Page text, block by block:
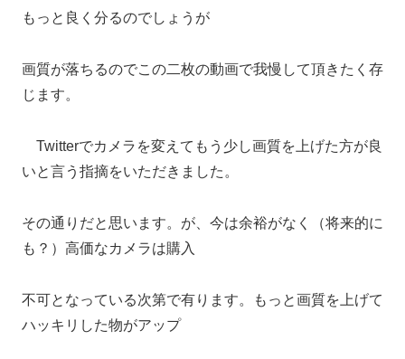
もっと良く分るのでしょうが
画質が落ちるのでこの二枚の動画で我慢して頂きたく存
じます。
Twitterでカメラを変えてもう少し画質を上げた方が良
いと言う指摘をいただきました。
その通りだと思います。が、今は余裕がなく（将来的に
も？）高価なカメラは購入
不可となっている次第で有ります。もっと画質を上げて
ハッキリした物がアップ